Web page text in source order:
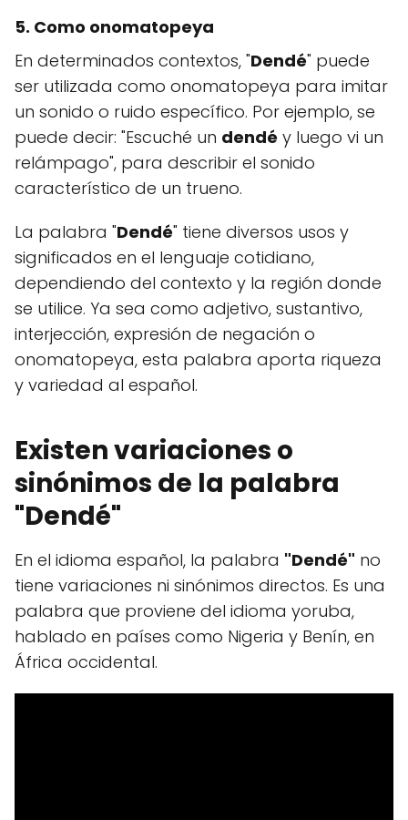
5. Como onomatopeya
En determinados contextos, "Dendé" puede
ser utilizada como onomatopeya para imitar
un sonido o ruido específico. Por ejemplo, se
puede decir: "Escuché un dendé y luego vi un
relámpago", para describir el sonido
característico de un trueno.
La palabra "Dendé" tiene diversos usos y
significados en el lenguaje cotidiano,
dependiendo del contexto y la región donde
se utilice. Ya sea como adjetivo, sustantivo,
interjección, expresión de negación o
onomatopeya, esta palabra aporta riqueza
y variedad al español.
Existen variaciones o
sinónimos de la palabra
"Dendé"
En el idioma español, la palabra "Dendé" no
tiene variaciones ni sinónimos directos. Es una
palabra que proviene del idioma yoruba,
hablado en países como Nigeria y Benín, en
África occidental.